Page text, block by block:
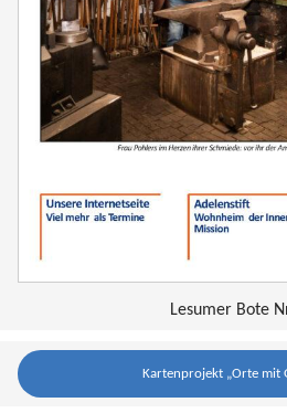
Lesumer Bote
Kartenprojekt „Orte mit